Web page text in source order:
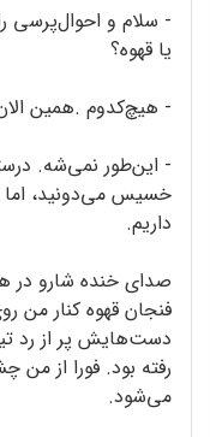
- سلام و احوال‌پرسی
یا قهوه؟
- هیچ‌کدوم .همین
- این‌طور نمی‌شه.
خسیس می‌دونید، اما
داریم.
صدای خنده شارو در
فنجان قهوه کنار من
دست‌هایش پر از رد
رفته بود. فورا از من
می‌شود.